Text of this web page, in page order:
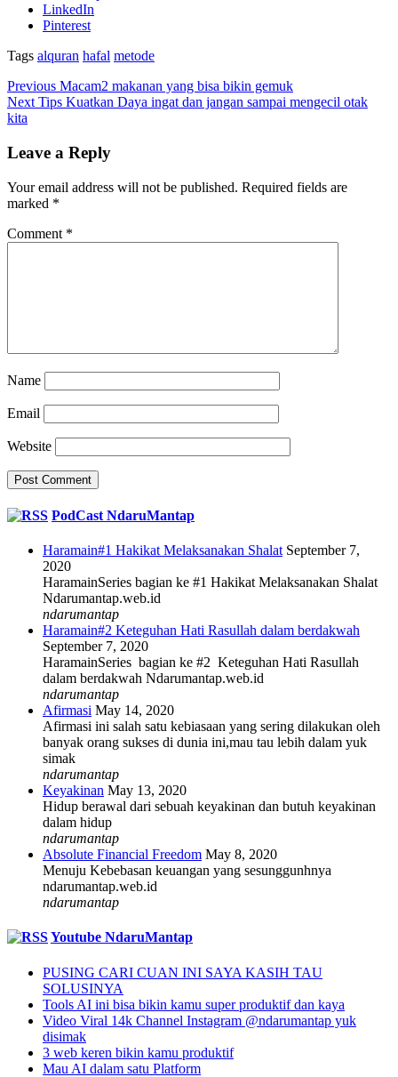
LinkedIn
Pinterest
Tags alquran hafal metode
Previous Macam2 makanan yang bisa bikin gemuk
Next Tips Kuatkan Daya ingat dan jangan sampai mengecil otak
kita
Leave a Reply
Your email address will not be published. Required fields are
marked *
Comment *
Name
Email
Website
PodCast NdaruMantap
Haramain#1 Hakikat Melaksanakan Shalat September 7,
2020
HaramainSeries bagian ke #1 Hakikat Melaksanakan Shalat
Ndarumantap.web.id
ndarumantap
Haramain#2 Keteguhan Hati Rasullah dalam berdakwah
September 7, 2020
HaramainSeries bagian ke #2 Keteguhan Hati Rasullah
dalam berdakwah Ndarumantap.web.id
ndarumantap
Afirmasi May 14, 2020
Afirmasi ini salah satu kebiasaan yang sering dilakukan oleh
banyak orang sukses di dunia ini,mau tau lebih dalam yuk
simak
ndarumantap
Keyakinan May 13, 2020
Hidup berawal dari sebuah keyakinan dan butuh keyakinan
dalam hidup
ndarumantap
Absolute Financial Freedom May 8, 2020
Menuju Kebebasan keuangan yang sesunggunhnya
ndarumantap.web.id
ndarumantap
Youtube NdaruMantap
PUSING CARI CUAN INI SAYA KASIH TAU
SOLUSINYA
Tools AI ini bisa bikin kamu super produktif dan kaya
Video Viral 14k Channel Instagram @ndarumantap yuk
disimak
3 web keren bikin kamu produktif
Mau AI dalam satu Platform